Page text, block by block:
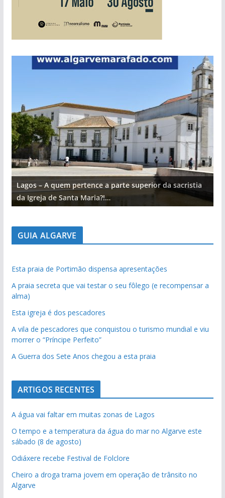
Lagos – A quem pertence a parte superior da sacristia
da Igreja de Santa Maria?!…
GUIA ALGARVE
Esta praia de Portimão dispensa apresentações
A praia secreta que vai testar o seu fôlego (e recompensar a
alma)
Esta igreja é dos pescadores
A vila de pescadores que conquistou o turismo mundial e viu
morrer o “Príncipe Perfeito”
A Guerra dos Sete Anos chegou a esta praia
ARTIGOS RECENTES
A água vai faltar em muitas zonas de Lagos
O tempo e a temperatura da água do mar no Algarve este
sábado (8 de agosto)
Odiáxere recebe Festival de Folclore
Cheiro a droga trama jovem em operação de trânsito no
Algarve